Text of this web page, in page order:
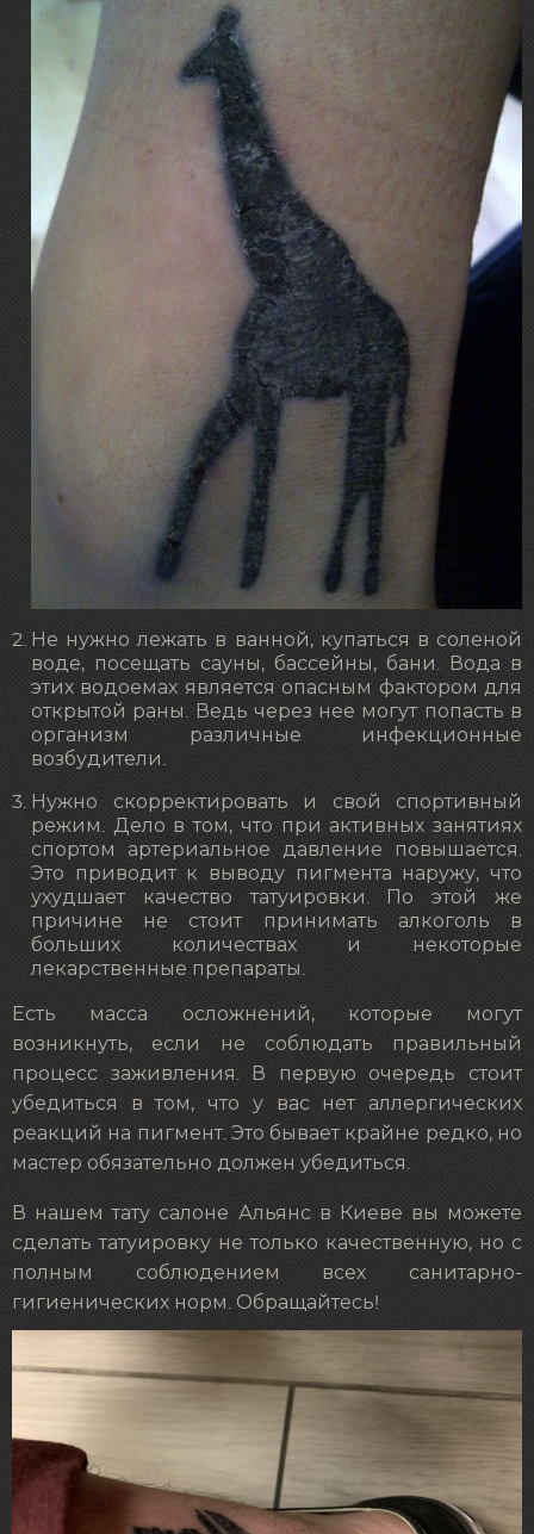
Не нужно лежать в ванной, купаться в соленой
воде, посещать сауны, бассейны, бани. Вода в
этих водоемах является опасным фактором для
открытой раны. Ведь через нее могут попасть в
организм различные инфекционные
возбудители.
Нужно скорректировать и свой спортивный
режим. Дело в том, что при активных занятиях
спортом артериальное давление повышается.
Это приводит к выводу пигмента наружу, что
ухудшает качество татуировки. По этой же
причине не стоит принимать алкоголь в
больших количествах и некоторые
лекарственные препараты.
Есть масса осложнений, которые могут
возникнуть, если не соблюдать правильный
процесс заживления. В первую очередь стоит
убедиться в том, что у вас нет аллергических
реакций на пигмент. Это бывает крайне редко, но
мастер обязательно должен убедиться.
В нашем тату салоне Альянс в Киеве вы можете
сделать татуировку не только качественную, но с
полным соблюдением всех санитарно-
гигиенических норм. Обращайтесь!